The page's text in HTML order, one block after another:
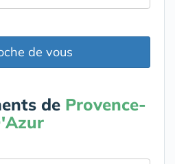
de vous
de Provence-